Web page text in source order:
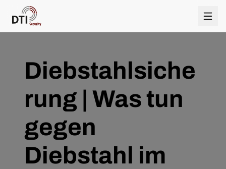
Diebstahlsiche
rung | Was tun
gegen
Diebstahl im